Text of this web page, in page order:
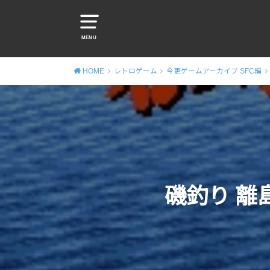
MENU
HOME レトロゲーム 今更ゲームアーカイブ SFC編
磯釣り 離